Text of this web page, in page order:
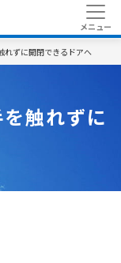
れずに開閉できるドアへ
触れずに